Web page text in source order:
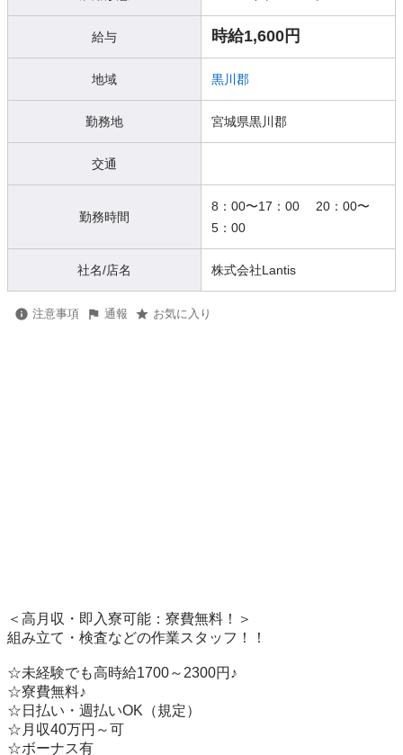
給与 時給1,600円
地域 黒川郡
勤務地 宮城県黒川郡
交通
勤務時間
8：00〜17：00 20：00〜
5：00
社名/店名 株式会社Lantis
注意事項 通報 お気に入り
＜高月収・即入寮可能：寮費無料！＞
組み立て・検査などの作業スタッフ！！
☆未経験でも高時給1700～2300円♪
☆寮費無料♪
☆日払い・週払いOK（規定）
☆月収40万円～可
☆ボーナス有